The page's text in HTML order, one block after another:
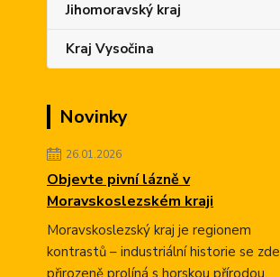
Jihomoravský kraj
Kraj Vysočina
Novinky
26.01.2026
Objevte pivní lázně v
Moravskoslezském kraji
Moravskoslezský kraj je regionem
kontrastů – industriální historie se zde
přirozeně prolíná s horskou přírodou,